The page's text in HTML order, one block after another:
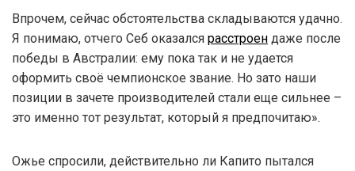
Впрочем, сейчас обстоятельства складываются удачно.
Я понимаю, отчего Себ оказался расстроен даже после
победы в Австралии: ему пока так и не удается
оформить своё чемпионское звание. Но зато наши
позиции в зачете производителей стали еще сильнее –
это именно тот результат, который я предпочитаю».
Ожье спросили, действительно ли Капито пытался